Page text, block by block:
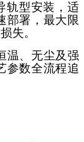
轨型安装，适
部署，最大限
失。
温、无尘及强
参数全流程追